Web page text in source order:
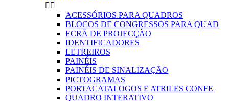
 
ACESSÓRIOS PARA QUADROS
BLOCOS DE CONGRESSOS PARA QUAD
ECRÂ DE PROJECÇÃO
IDENTIFICADORES
LETREIROS
PAINÉIS
PAINÉIS DE SINALIZAÇÃO
PICTOGRAMAS
PORTACATALOGOS E ATRILES CONFE
QUADRO INTERATIVO